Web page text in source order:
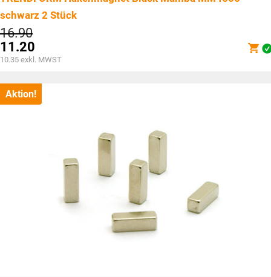
schwarz 2 Stück
16.90Ursprünglicher
Preis
war:
CHF16.90
11.20
Aktueller
ist:
CHF11.20.
10.35 exkl. MWST
Aktion!